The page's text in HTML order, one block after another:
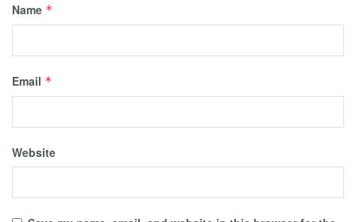
Name *
Email *
Website